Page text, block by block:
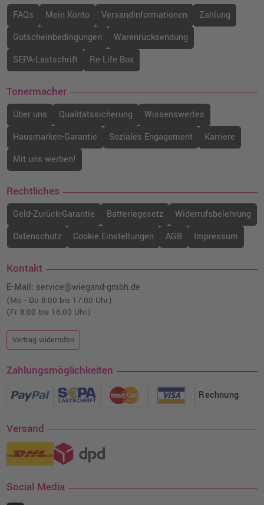
FAQs Mein Konto Versandinformationen
Zahlung
Gutscheinbedingungen
Warenrücksendung
SEPA-Lastschrift
Re-Life Box
Tonermacher
Über uns Qualitätssicherung
Wissenswertes
Hausmarken-Garantie
Soziales Engagement
Karriere
Mit uns werben!
Rechtliches
Geld-Zurück-Garantie Batteriegesetz
Widerrufsbelehrung
Datenschutz
Cookie Einstellungen AGB Impressum
Kontakt
E-Mail: service@wiegand-gmbh.de
(Mo - Do 8:00 bis 17:00 Uhr)
(Fr 8:00 bis 16:00 Uhr)
Vertrag widerrufen
Zahlungsmöglichkeiten
Rechnung
Versand
Social Media